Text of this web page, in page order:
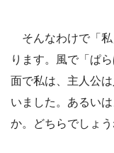
そんなわけで「私
ります。風で「ぱ
面で私は、主人公
いました。あるい
か。どちらでしょう